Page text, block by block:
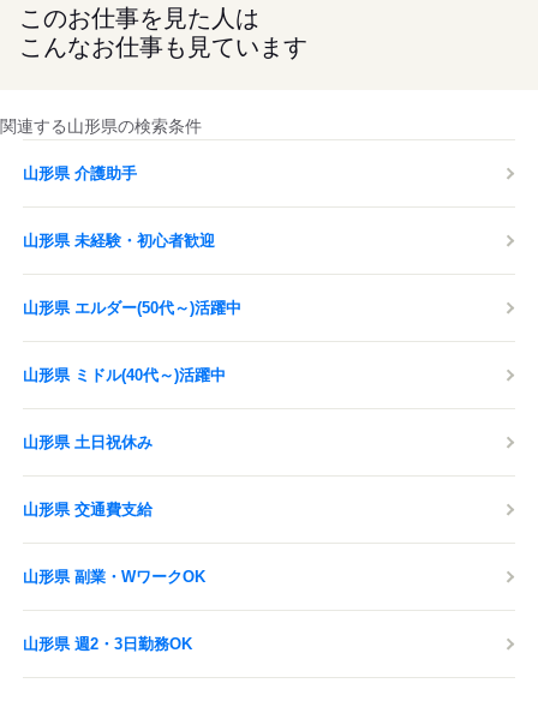
このお仕事を見た人は
こんなお仕事も見ています
関連する山形県の検索条件
山形県 介護助手
山形県 未経験・初心者歓迎
山形県 エルダー(50代～)活躍中
山形県 ミドル(40代～)活躍中
山形県 土日祝休み
山形県 交通費支給
山形県 副業・WワークOK
山形県 週2・3日勤務OK